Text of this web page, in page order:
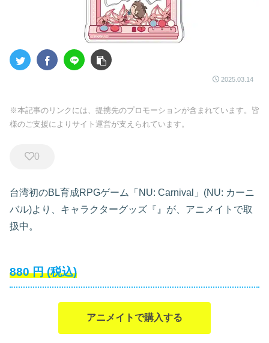
2025.03.14
※本記事のリンクには、提携先のプロモーションが含まれています。皆
様のご支援によりサイト運営が支えられています。
0
台湾初のBL育成RPGゲーム「NU: Carnival」(NU: カーニ
バル)より、キャラクターグッズ『』が、アニメイトで取
扱中。
880 円 (税込)
アニメイトで購入する